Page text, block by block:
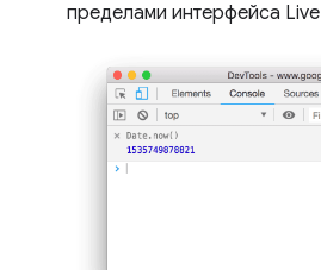
пределами интерфейса